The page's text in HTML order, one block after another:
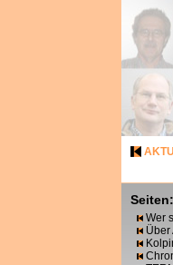
Seiten:
Wer
Über